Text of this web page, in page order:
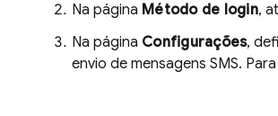
Na página Método de login,
Na página Configurações,
envio de mensagens SMS.